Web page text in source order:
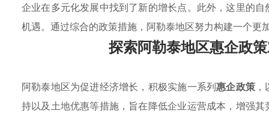
企业在多元化发展中找到了新的增长点。此外，这里的
机遇。通过综合的政策措施，阿勒泰地区努力构建一个更
探索阿勒泰地区惠企政
阿勒泰地区为促进经济增长，积极实施一系列惠企政策
持以及土地优惠等措施，旨在降低企业运营成本，增强